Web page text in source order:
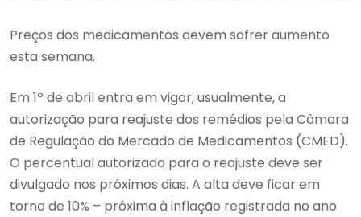
Preços dos medicamentos devem sofrer aumento
esta semana.
Em 1º de abril entra em vigor, usualmente, a
autorização para reajuste dos remédios pela Câmara
de Regulação do Mercado de Medicamentos (CMED).
O percentual autorizado para o reajuste deve ser
divulgado nos próximos dias. A alta deve ficar em
torno de 10% – próxima à inflação registrada no ano